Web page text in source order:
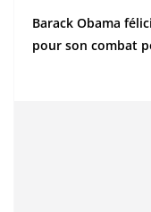
Barack Obama
pour son combat